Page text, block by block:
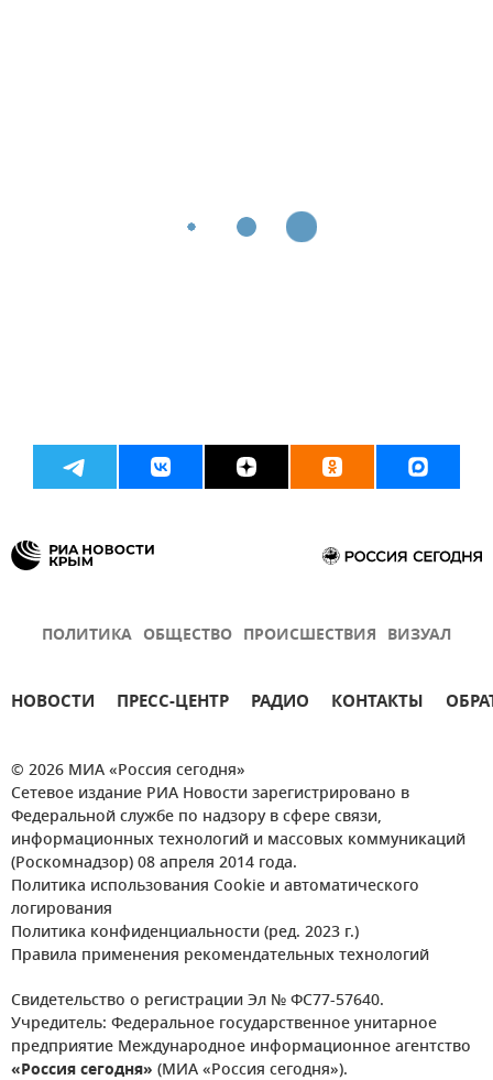
ПОЛИТИКА ОБЩЕСТВО ПРОИСШЕСТВИЯ ВИЗУАЛ
НОВОСТИ ПРЕСС-ЦЕНТР РАДИО КОНТАКТЫ
© 2026 МИА «Россия сегодня»
Сетевое издание РИА Новости зарегистрировано в
Федеральной службе по надзору в сфере связи,
информационных технологий и массовых коммуникаций
(Роскомнадзор) 08 апреля 2014 года.
Политика использования Cookie и автоматического
логирования
Политика конфиденциальности (ред. 2023 г.)
Правила применения рекомендательных технологий
Свидетельство о регистрации Эл № ФС77-57640.
Учредитель: Федеральное государственное унитарное
предприятие Международное информационное агентство
«Россия сегодня» (МИА «Россия сегодня»).